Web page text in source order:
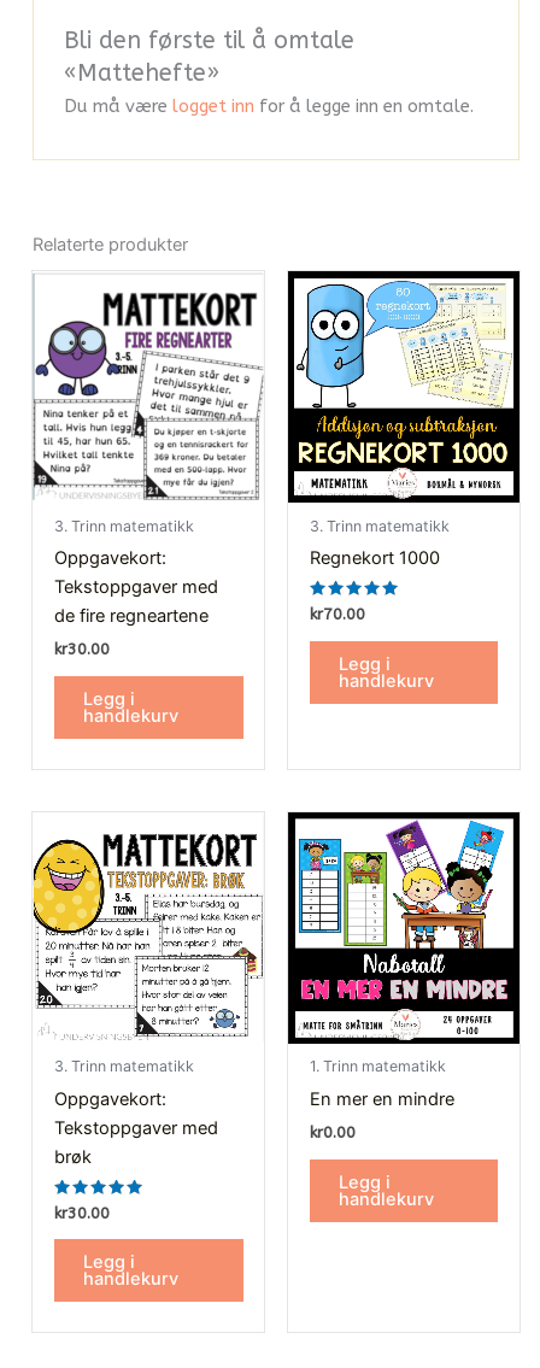
Bli den første til å omtale
«Mattehefte»
Du må være logget inn for å legge inn en omtale.
Relaterte produkter
3. Trinn matematikk
Oppgavekort:
Tekstoppgaver med
de fire regneartene
kr30.00
Legg i
handlekurv
3. Trinn matematikk
Regnekort 1000
Vurdert
5.00
av 5
kr70.00
Legg i
handlekurv
3. Trinn matematikk
Oppgavekort:
Tekstoppgaver med
brøk
Vurdert
5.00
av 5
kr30.00
Legg i
handlekurv
1. Trinn matematikk
En mer en mindre
kr0.00
Legg i
handlekurv